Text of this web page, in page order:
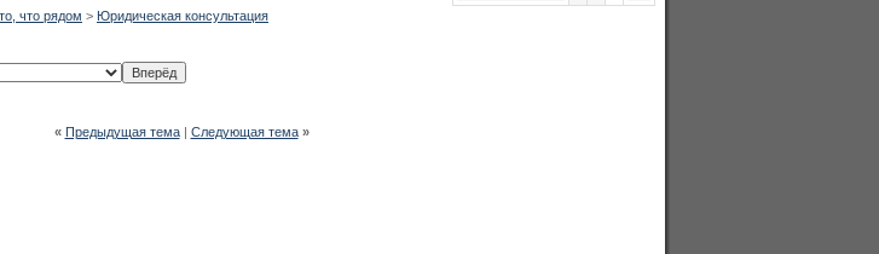
что рядом > Юридическая консультация
« Предыдущая тема| Следующая тема »